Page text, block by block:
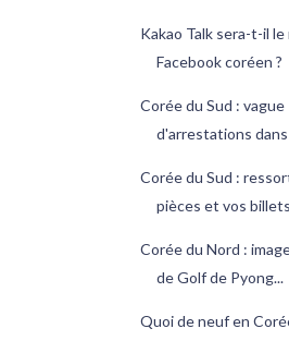
Kakao Talk sera-t-il le
Facebook coréen ?
Corée du Sud : vague
d'arrestations
Corée du Sud :
pièces et vos billets
Corée du Nord :
de Golf de Pyong...
Quoi de neuf en